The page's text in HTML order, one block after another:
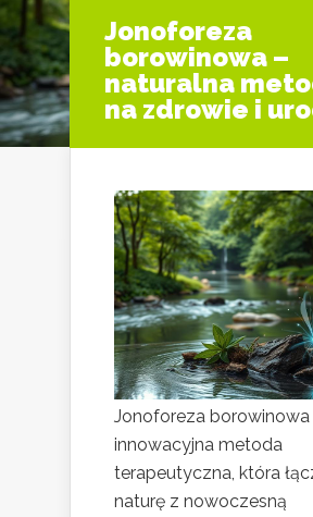
Jonoforeza
borowinowa –
naturalna
na zdrowie i
Jonoforeza
innowacyjna metoda
terapeutyczna, która
naturę z nowoczesną